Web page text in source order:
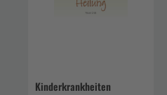
Kinderkrankheiten